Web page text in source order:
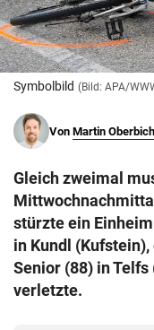
© Krone Multimedia
Muthgasse 2, 1190
Symbolbild (Bild: APA/
Von Martin
Gleich zweimal
stürzte ein
in Kundl
Senior (88) in
verletzte.